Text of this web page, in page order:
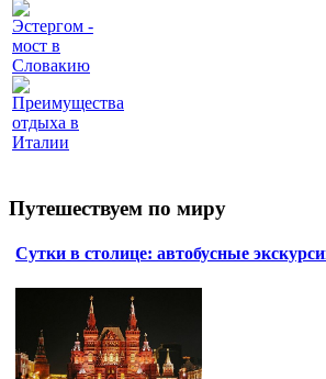
Эстергом -
мост в
Словакию
Преимущества
отдыха в
Италии
Путешествуем по миру
Сутки в столице: автобусные